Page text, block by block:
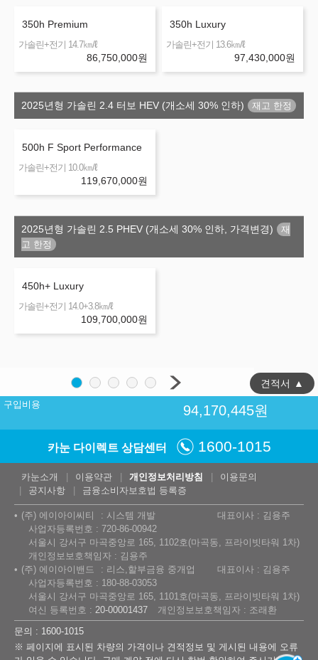
350h Premium
가솔린+전기 14.7㎞/ℓ
86,750,000원
350h Luxury
가솔린+전기 13.6㎞/ℓ
97,430,000원
2025년형 가솔린 2.4 터보 HEV (개소세 30% 인하)
500h F Sport Performance
가솔린+전기 10.0㎞/ℓ
119,670,000원
2025년형 가솔린 2.5 PHEV (개소세 30% 인하, 가격변경)
450h+ Luxury
가솔린+전기 14.0+3.8㎞/ℓ
109,700,000원
구입비용 94,170,445원
견적서 ▲
카눈 다이렉트 상담센터 1600-1015
카눈소개 이용약관 개인정보처리방침
이용문의
공지사항
금융소비자보호법 등록증
(주) 에이아이씨티 시스템 개발
대표이사 : 김용주
사업자등록번호 : 720-86-00942
서울시 강서구 마곡중앙로 165, 1102호(마곡동, 프라이빗타워 1차)
개인정보보호책임자 : 김용주
(주) 에이아이밴드
리스,할부금융 중개업
대표이사 : 김용주
사업자등록번호 : 180-88-03053
서울시 강서구 마곡중앙로 165, 1101호(마곡동, 프라이빗타워 1차)
여신 등록번호 : 20-00001437
개인정보보호책임자 : 조래환
문의 : 1600-1015
※ 페이지에 표시된 차량의 가격이나 견적정보 및 게시된 내용에 오류